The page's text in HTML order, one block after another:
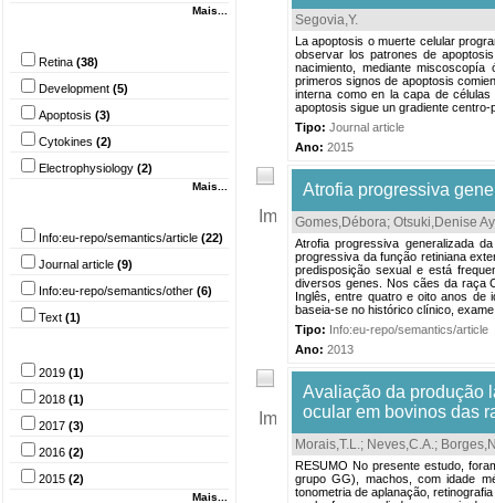
Mais...
Retina (38)
Development (5)
Apoptosis (3)
Cytokines (2)
Electrophysiology (2)
Mais...
Info:eu-repo/semantics/article (22)
Journal article (9)
Info:eu-repo/semantics/other (6)
Text (1)
2019 (1)
2018 (1)
2017 (3)
2016 (2)
2015 (2)
Mais...
Segovia,Y.
La apoptosis o muerte celular
observar los patrones de
nacimiento, mediante
primeros signos de apoptosis
interna como en la capa de
apoptosis sigue un gradiente centro-
Tipo: Journal article
Ano: 2015
Atrofia progressiva
Gomes,Débora; Otsuki,Denise
Atrofia progressiva generalizada
progressiva da função retiniana
predisposição sexual e está
diversos genes. Nos cães da raça
Inglês, entre quatro e oito anos de
baseia-se no histórico clínico,
Tipo: Info:eu-repo/semantics/article
Ano: 2013
Avaliação da produção
ocular em bovinos das
Morais,T.L.; Neves,C.A.;
RESUMO No presente estudo,
grupo GG), machos, com idade
tonometria de aplanação,